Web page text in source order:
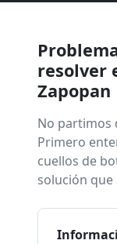
resolver
Zapopan
No partimos
Primero
cuellos de
solución que